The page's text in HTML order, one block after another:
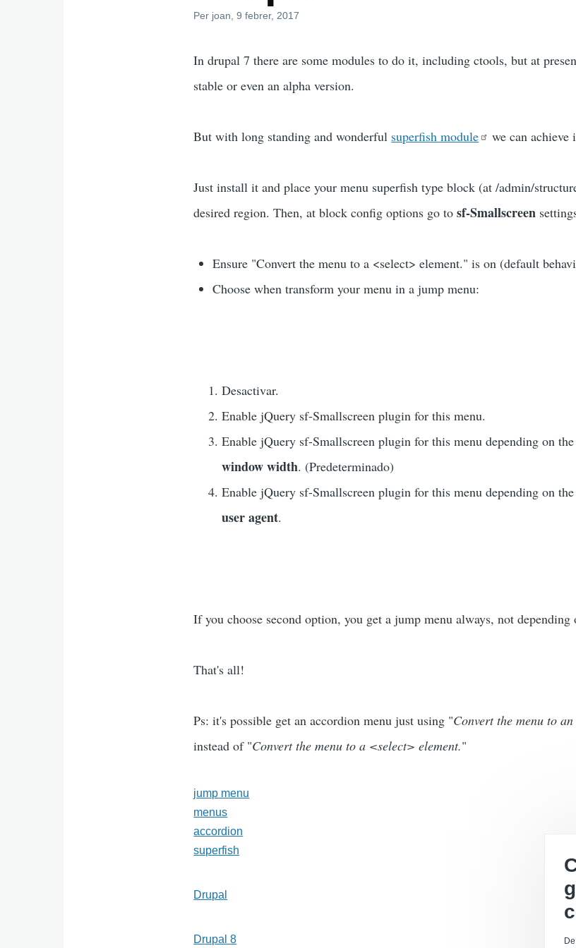
Per joan , 9 febrer, 2017
In drupal 7 there are some modules to do it, including ctools, but at
stable or even an alpha version.
But with long standing and wonderful superfish module we can achieve
Just install it and place your menu superfish type block (at /admin/
desired region. Then, at block config options go tosf-Smallscreen
Ensure "Convert the menu to a <select> element." is on (default
Choose when transform your menu in a jump menu:
Desactivar.
Enable jQuery sf-Smallscreen plugin for this menu.
Enable jQuery sf-Smallscreen plugin for this menu depending on
window width. (Predeterminado)
Enable jQuery sf-Smallscreen plugin for this menu depending on
user agent.
If you choose second option, you get a jump menu always, not
That's all!
Ps: it's possible get an accordion menu just using "Convert the menu to
instead of "Convert the menu to a <select> element."
jump menu
menus
accordion
superfish
Drupal
Drupal 8